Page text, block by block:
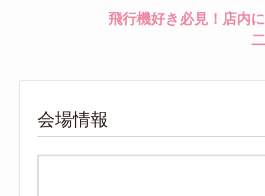
飛行機好き必見！店内
会場情報